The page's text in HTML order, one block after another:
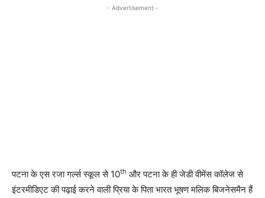
- Advertisement -
पटना के एस रजा गर्ल्स स्कूल से 10th और पटना के ही जेडी वीमेंस कॉलेज से
इंटरमीडिएट की पढ़ाई करने वाली प्रिया के पिता भारत भूषण मलिक बिजनेसमैन हैं